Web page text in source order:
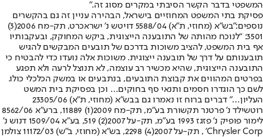
המשפטי בדבר הקשר הסיבתי במקרים מסוג זה.”
פסיקת בתי המשפט המחוזיים בישראל, הבהירה עניין זה גם בהקשרים
נוספים:”בש”א (מחוזי, ת”א) 5588/04 דויטש נ’ ישראכרט, תק-מח 2006(3)
3501: “לנוכח מהותה של התובענה הייצוגית, ביקש המחוקק, ובעקבותיו
אף בית המשפט, להציב משוכות בדרכם של תובעים המבקשים להגיש
תובענותם על דרך של תובענה ייצוגית. משוכות אלה נועדו כדי להבטיח כי
התובענה הייצוגית, שהיא מכשיר רב עוצמה, לא תנוצל לרעה ולא תפגע
בפרטים המהווים את קבוצת התובעים, בנתבעים או במשק הכלכלי כולו.
לשם כך הוגדרו חסמים ותנאי סף בחוקים… וכן בפסיקת בית המשט
העליון…” דברים ברוח זו נאמרו גם בבש”א (מחוזי, ת”א) 23305/06
רוטשילד נ’ פרטנר תקשורת בע”מ, תק-מח 2009(1) 11889, ברע”א 8562/06
לימור פופיק נ’ פזגז 1993 בע”מ, תק-על 2007(2) 519, בע”א 1509/04 דנוש נ’
Chrysler Corp’ , תק-על 2007(4) 2298, בש”א (מחוזי, ב”ש) 11172/03 צולמן